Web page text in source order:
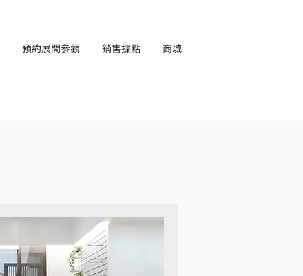
預約展間參觀 銷售據點 商城